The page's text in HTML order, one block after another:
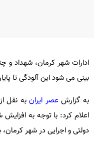
ادارات شهر کرمان، شهداد و
بینی می شود این آلودگی تا
به گزارش عصر ایرانبه نقل
اعلام کرد: با توجه به
دولتی و اجرایی در شهر کرمان، بخش